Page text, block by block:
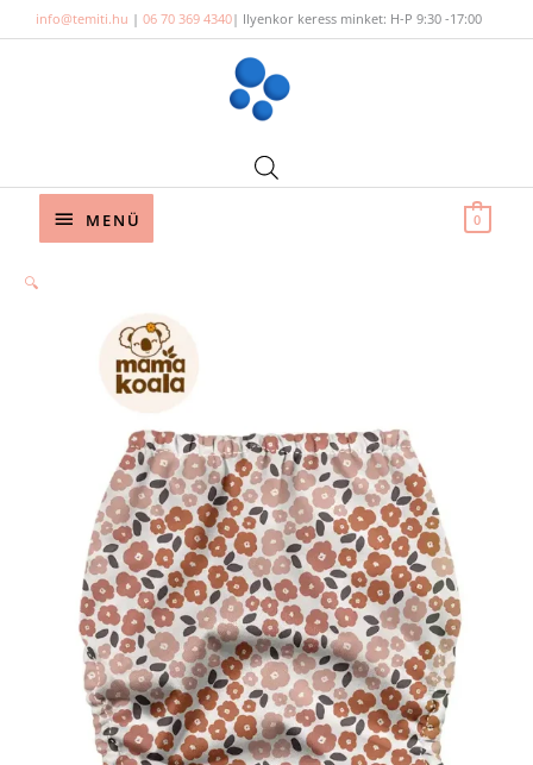
to
info@temiti.hu | 06 70 369 4340| Ilyenkor keress minket: H-P 9:30 -17:00
Below
MENÜ 0
🔍